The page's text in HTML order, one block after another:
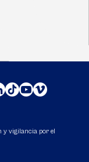
y vigilancia por el